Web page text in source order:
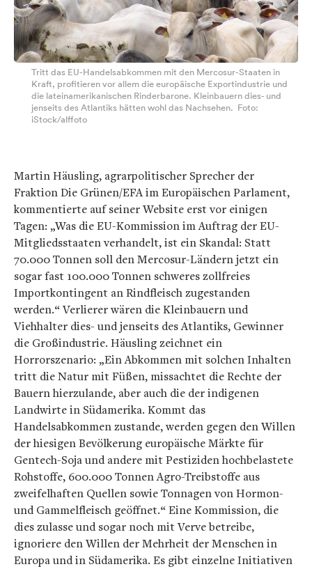
Tritt das EU-Handelsabkommen mit den Mercosur-Staaten in
Kraft, profitieren vor allem die europäische Exportindustrie und
die lateinamerikanischen Rinderbarone. Kleinbauern dies- und
jenseits des Atlantiks hätten wohl das Nachsehen. Foto:
iStock/alffoto
Martin Häusling, agrarpolitischer Sprecher der
Fraktion Die Grünen/EFA im Europäischen Parlament,
kommentierte auf seiner Website erst vor einigen
Tagen: „Was die EU-Kommission im Auftrag der EU-
Mitgliedsstaaten verhandelt, ist ein Skandal: Statt
70.000 Tonnen soll den Mercosur-Ländern jetzt ein
sogar fast 100.000 Tonnen schweres zollfreies
Importkontingent an Rindfleisch zugestanden
werden.“ Verlierer wären die Kleinbauern und
Viehhalter dies- und jenseits des Atlantiks, Gewinner
die Großindustrie. Häusling zeichnet ein
Horrorszenario: „Ein Abkommen mit solchen Inhalten
tritt die Natur mit Füßen, missachtet die Rechte der
Bauern hierzulande, aber auch die der indigenen
Landwirte in Südamerika. Kommt das
Handelsabkommen zustande, werden gegen den Willen
der hiesigen Bevölkerung europäische Märkte für
Gentech-Soja und andere mit Pestiziden hochbelastete
Rohstoffe, 600.000 Tonnen Agro-Treibstoffe aus
zweifelhaften Quellen sowie Tonnagen von Hormon-
und Gammelfleisch geöffnet.“ Eine Kommission, die
dies zulasse und sogar noch mit Verve betreibe,
ignoriere den Willen der Mehrheit der Menschen in
Europa und in Südamerika. Es gibt einzelne Initiativen